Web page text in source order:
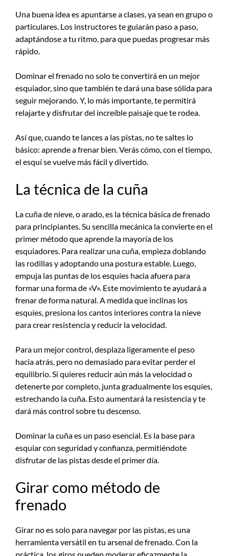
Una buena idea es apuntarse a clases, ya sean en grupo o
particulares. Los instructores te guiarán paso a paso,
adaptándose a tu ritmo, para que puedas progresar más
rápido.
Dominar el frenado no solo te convertirá en un mejor
esquiador, sino que también te dará una base sólida para
seguir mejorando. Y, lo más importante, te permitirá
relajarte y disfrutar del increíble paisaje que te rodea.
Así que, cuando te lances a las pistas, no te saltes lo
básico: aprende a frenar bien. Verás cómo, con el tiempo,
el esquí se vuelve más fácil y divertido.
La técnica de la cuña
La cuña de nieve, o arado, es la técnica básica de frenado
para principiantes. Su sencilla mecánica la convierte en el
primer método que aprende la mayoría de los
esquiadores. Para realizar una cuña, empieza doblando
las rodillas y adoptando una postura estable. Luego,
empuja las puntas de los esquíes hacia afuera para
formar una forma de «V». Este movimiento te ayudará a
frenar de forma natural. A medida que inclinas los
esquíes, presiona los cantos interiores contra la nieve
para crear resistencia y reducir la velocidad.
Para un mejor control, desplaza ligeramente el peso
hacia atrás, pero no demasiado para evitar perder el
equilibrio. Si quieres reducir aún más la velocidad o
detenerte por completo, junta gradualmente los esquíes,
estrechando la cuña. Esto aumentará la resistencia y te
dará más control sobre tu descenso.
Dominar la cuña es un paso esencial. Es la base para
esquiar con seguridad y confianza, permitiéndote
disfrutar de las pistas desde el primer día.
Girar como método de
frenado
Girar no es solo para navegar por las pistas, es una
herramienta versátil en tu arsenal de frenado. Con la